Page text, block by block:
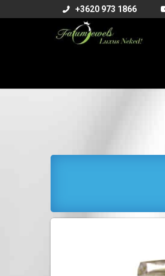
+3620 973 1866